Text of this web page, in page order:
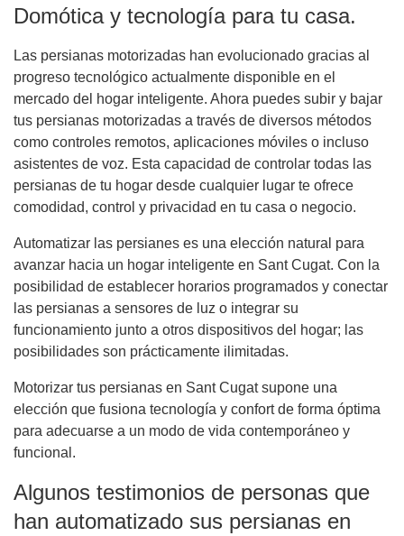
Domótica y tecnología para tu casa.
Las persianas motorizadas han evolucionado gracias al
progreso tecnológico actualmente disponible en el
mercado del hogar inteligente. Ahora puedes subir y bajar
tus persianas motorizadas a través de diversos métodos
como controles remotos, aplicaciones móviles o incluso
asistentes de voz. Esta capacidad de controlar todas las
persianas de tu hogar desde cualquier lugar te ofrece
comodidad, control y privacidad en tu casa o negocio.
Automatizar las persianes es una elección natural para
avanzar hacia un hogar inteligente en Sant Cugat. Con la
posibilidad de establecer horarios programados y conectar
las persianas a sensores de luz o integrar su
funcionamiento junto a otros dispositivos del hogar; las
posibilidades son prácticamente ilimitadas.
Motorizar tus persianas en Sant Cugat supone una
elección que fusiona tecnología y confort de forma óptima
para adecuarse a un modo de vida contemporáneo y
funcional.
Algunos testimonios de personas que
han automatizado sus persianas en